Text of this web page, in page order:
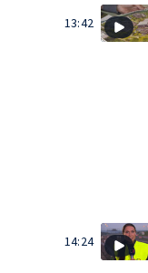
13:42
14:24